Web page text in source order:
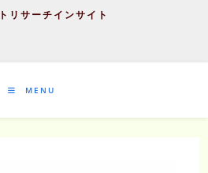
リサーチインサイト
MENU